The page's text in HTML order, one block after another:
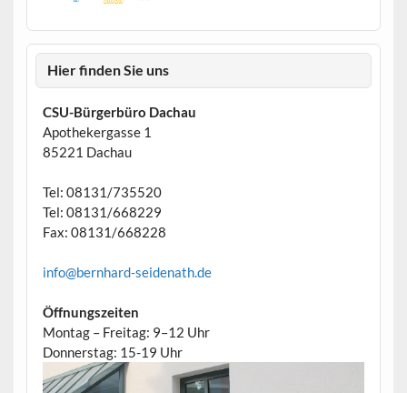
Hier finden Sie uns
CSU-Bürgerbüro Dachau
Apothekergasse 1
85221 Dachau
Tel: 08131/735520
Tel: 08131/668229
Fax: 08131/668228
info@bernhard-seidenath.de
Öffnungszeiten
Montag – Freitag: 9–12 Uhr
Donnerstag: 15-19 Uhr